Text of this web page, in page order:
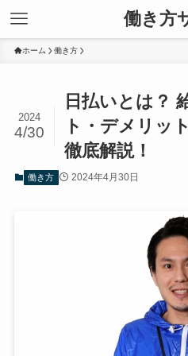
働き方
ホーム 働き方
日払いとは？
ト・デメリッ
徹底解説！
2024
4/30
働き方 2024年4月30日